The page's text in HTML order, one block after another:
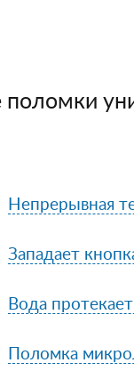
поломки
Непрерывная
Западает
Вода
Поломка